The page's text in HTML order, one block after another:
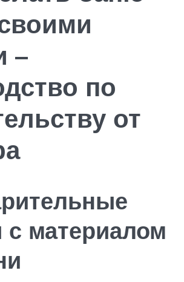
–
по
от
с материалом